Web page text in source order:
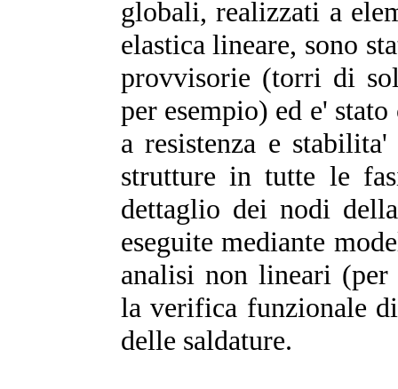
globali, realizzati a
elastica lineare, sono
provvisorie (torri di
per esempio) ed e'
a resistenza e
strutture in tutte le
dettaglio dei nodi
eseguite mediante
analisi non lineari (per
la verifica funzionale
delle saldature.